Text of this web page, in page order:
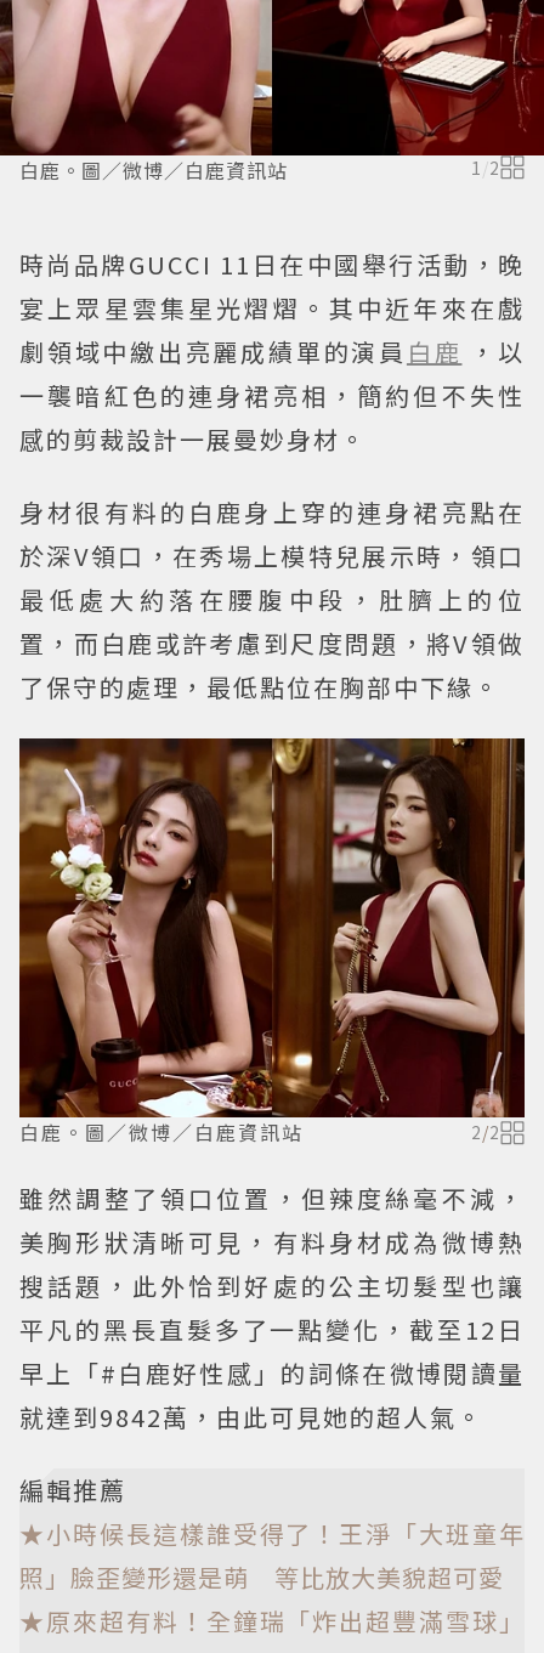
白鹿。圖／微博／白鹿資訊站 1/2
時尚品牌GUCCI 11日在中國舉行活動，晚
宴上眾星雲集星光熠熠。其中近年來在戲
劇領域中繳出亮麗成績單的演員 白鹿
，以
一襲暗紅色的連身裙亮相，簡約但不失性
感的剪裁設計一展曼妙身材。
身材很有料的白鹿身上穿的連身裙亮點在
於深V領口，在秀場上模特兒展示時，領口
最低處大約落在腰腹中段，肚臍上的位
置，而白鹿或許考慮到尺度問題，將V領做
了保守的處理，最低點位在胸部中下緣。
白鹿。圖／微博／白鹿資訊站 2/2
雖然調整了領口位置，但辣度絲毫不減，
美胸形狀清晰可見，有料身材成為微博熱
搜話題，此外恰到好處的公主切髮型也讓
平凡的黑長直髮多了一點變化，截至12日
早上「#白鹿好性感」的詞條在微博閱讀量
就達到9842萬，由此可見她的超人氣。
編輯推薦
★小時候長這樣誰受得了！王淨「大班童年
照」臉歪變形還是萌 等比放大美貌超可愛
★原來超有料！全鐘瑞「炸出超豐滿雪球」